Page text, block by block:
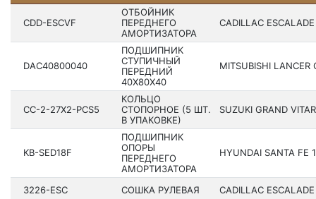
CDD-ESCVF
ОТБОЙНИК
ПЕРЕДНЕГО
АМОРТИЗАТОРА
CADILLAC
DAC40800040
ПОДШИПНИК
СТУПИЧНЫЙ
ПЕРЕДНИЙ
40X80X40
MITSUBISHI
CC-2-27X2-PCS5
КОЛЬЦО
СТОПОРНОЕ (5 ШТ.
В УПАКОВКЕ)
SUZUKI GRAND
KB-SED18F
ПОДШИПНИК
ОПОРЫ
ПЕРЕДНЕГО
АМОРТИЗАТОРА
HYUNDAI SANTA FE
3226-ESC СОШКА РУЛЕВАЯ CADILLAC